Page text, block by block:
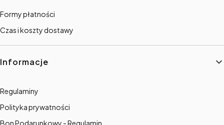
Formy płatności
Czas i koszty dostawy
Informacje
Regulaminy
Polityka prywatności
Bon Podarunkowy - Regulamin